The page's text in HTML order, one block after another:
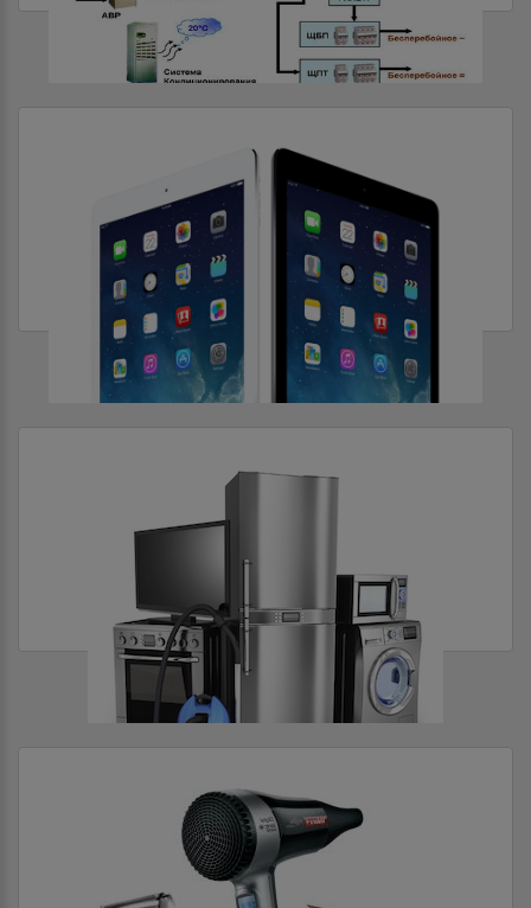
СИСТЕМЫ ЭЛЕКТРОПИТАНИЯ
СМАРТФОНЫ И ПЛАНШЕТЫ
ТЕХНИКА ДЛЯ ДОМА